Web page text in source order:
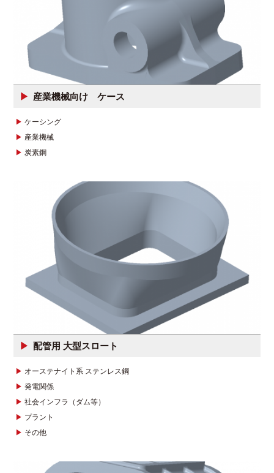
産業機械向け ケース
ケーシング
産業機械
炭素鋼
配管用 大型スロート
オーステナイト系 ステンレス鋼
発電関係
社会インフラ（ダム等）
プラント
その他